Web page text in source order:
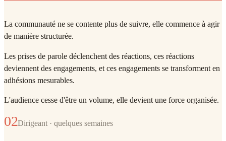
La communauté ne se contente plus de suivre, elle commence à agir
de manière structurée.
Les prises de parole déclenchent des réactions, ces réactions
deviennent des engagements, et ces engagements se transforment en
adhésions mesurables.
L'audience cesse d'être un volume, elle devient une force organisée.
02Dirigeant · quelques semaines